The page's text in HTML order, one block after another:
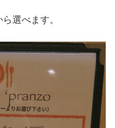
選べます。